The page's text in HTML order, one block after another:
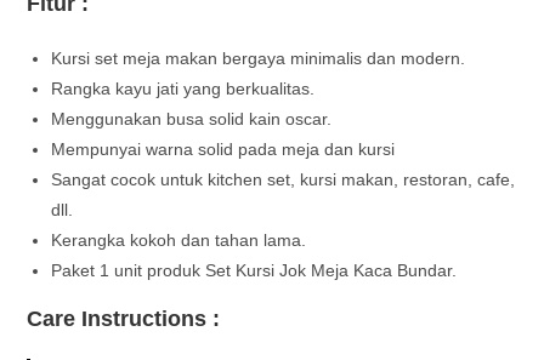
Kursi set meja makan bergaya minimalis dan modern.
Rangka kayu jati yang berkualitas.
Menggunakan busa solid kain oscar.
Mempunyai warna solid pada meja dan kursi
Sangat cocok untuk kitchen set, kursi makan, restoran, cafe,
dll.
Kerangka kokoh dan tahan lama.
Paket 1 unit produk Set Kursi Jok Meja Kaca Bundar.
Care Instructions :